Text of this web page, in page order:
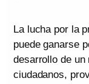
La lucha por la
puede ganarse
desarrollo de un
ciudadanos,